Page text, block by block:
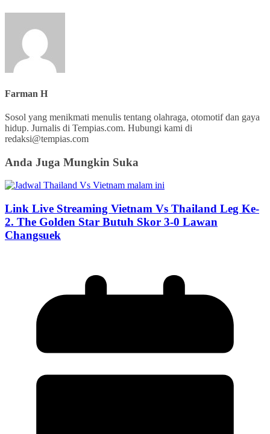
Farman H
Sosol yang menikmati menulis tentang olahraga, otomotif dan gaya
hidup. Jurnalis di Tempias.com. Hubungi kami di
redaksi@tempias.com
Anda Juga Mungkin Suka
Link Live Streaming Vietnam Vs Thailand Leg Ke-
2. The Golden Star Butuh Skor 3-0 Lawan
Changsuek